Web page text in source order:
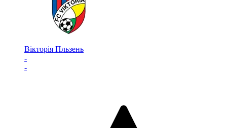
Вікторія Пльзень
-
-